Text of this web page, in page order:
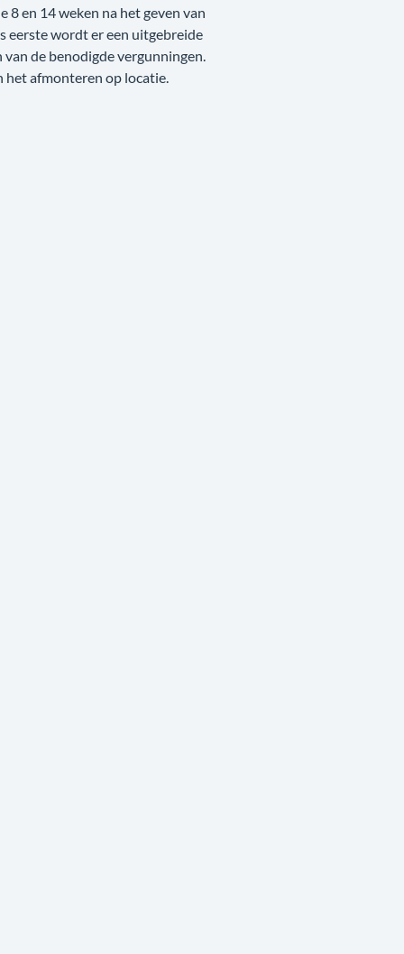
en 14 weken na het geven van
eerste wordt er een uitgebreide
de benodigde vergunningen.
het afmonteren op locatie.